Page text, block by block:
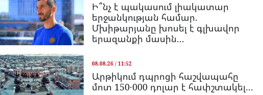
Ի՞նչ է պակասում լիակատար
երջանկության համար.
Մխիթարյանը խոսել է գլխավոր
երազանքի մասին...
08.08.26 / 11:52
Արթիկում դպրոցի հաշվապահը
մոտ 150․000 դոլար է հափշտակել...